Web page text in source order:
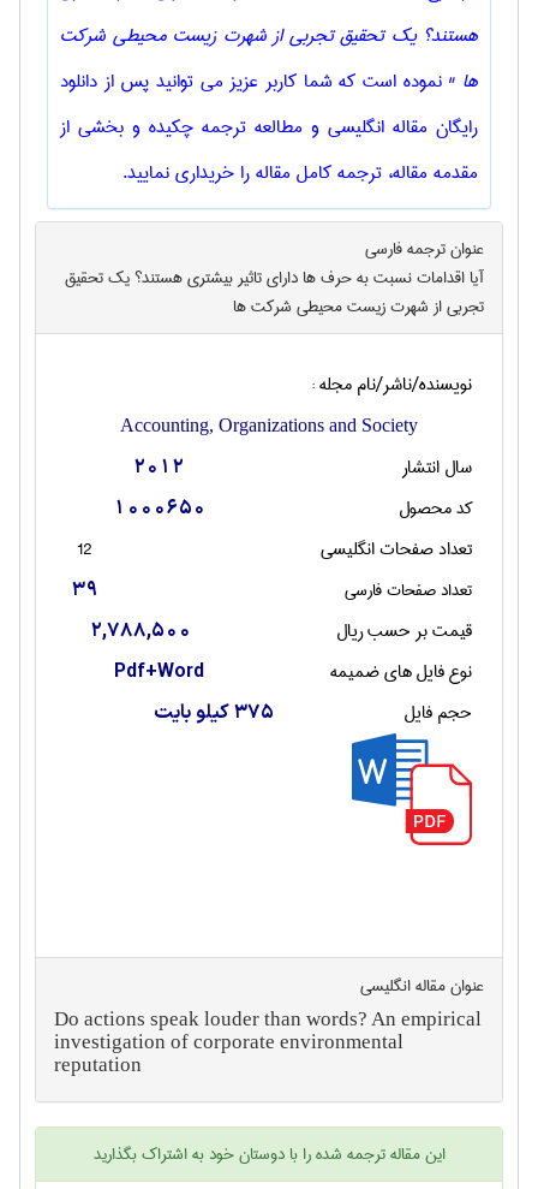
هستند؟ یک تحقیق تجربی از شهرت زیست محیطی شرکت
ها " نموده است که شما کاربر عزیز می توانید پس از دانلود
رایگان مقاله انگلیسی و مطالعه ترجمه چکیده و بخشی از
مقدمه مقاله، ترجمه کامل مقاله را خریداری نمایید.
عنوان ترجمه فارسی
آیا اقدامات نسبت به حرف ها دارای تاثیر بیشتری هستند؟ یک تحقیق
تجربی از شهرت زیست محیطی شرکت ها
نویسنده/ناشر/نام مجله :
Accounting, Organizations and Society
سال انتشار 2012
کد محصول 1000650
تعداد صفحات انگليسی
12
تعداد صفحات فارسی
39
قیمت بر حسب ریال 2,788,500
نوع فایل های ضمیمه Pdf+Word
حجم فایل 375 کیلو بایت
عنوان مقاله انگليسی
Do actions speak louder than words? An empirical
investigation of corporate environmental
reputation
اینمقاله ترجمه شدهرا با دوستان خود به اشتراک بگذارید